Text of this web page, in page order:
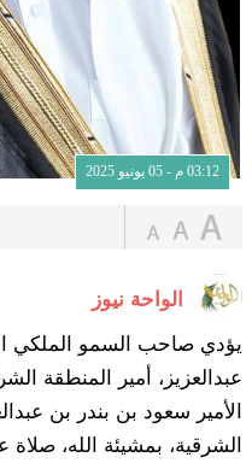
03:12 م - 05 يونيو 2025
الواحة نيوز
يؤدي صاحب السمو الملكي
عبدالعزيز، أمير المنطقة
الأمير سعود بن بندر بن
الشرقية، بمشيئة الله،